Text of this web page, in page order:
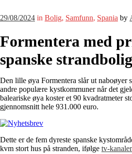
29/08/2024 in Bolig, Samfunn, Spania by
Formentera med
spanske
Den lille øya Formentera slår ut naboøyer
andre populære kystkommuner når det
baleariske øya koster et 90 kvadratmeter
gjennomsnitt hele 931.000 euro.
Dette er de fem dyreste spanske
kvm stort hus på stranden, ifølge tv-